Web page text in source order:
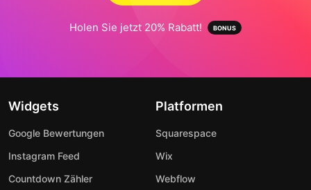
Holen Sie jetzt 20% Rabatt!
Widgets
Google Bewertungen
Instagram Feed
Countdown Zähler
Platformen
Squarespace
Wix
Webflow